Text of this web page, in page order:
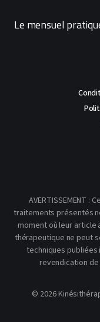
Le mensuel
AVERTISSEMENT :
traitements présentés
moment où leur article
thérapeutique ne peut
techniques publiées
revendication de
© 2026